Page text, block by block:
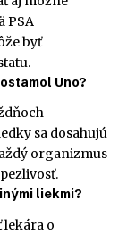
PSA
byť
Uno?
sa dosahujú
organizmus
liekmi?
lekára o